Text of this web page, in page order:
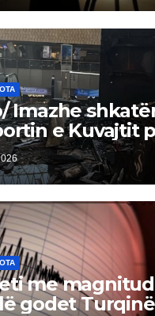
Imazhe
e Kuvajtit
iranian, një i
të plagosur
me
godet Turqinë